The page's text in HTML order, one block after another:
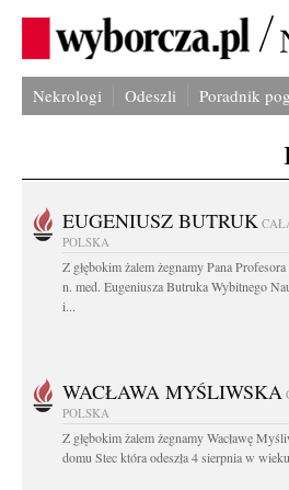
Nekrologi Odeszli Poradnik
EUGENIUSZ BUTRUK
POLSKA
Z głębokim żalem żegnamy Pana Profesora
n. med. Eugeniusza Butruka Wybitnego
i...
WACŁAWA MYŚLIWSKA
POLSKA
Z głębokim żalem żegnamy Wacławę
domu Stec która odeszła 4 sierpnia w